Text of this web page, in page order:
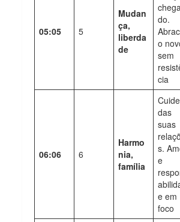
05:05 5
Mudan
ça,
liberda
de
do.
o
sem
cia
06:06 6
Harmo
nia,
família
Cuide
das
suas
s.
e
e em
foco